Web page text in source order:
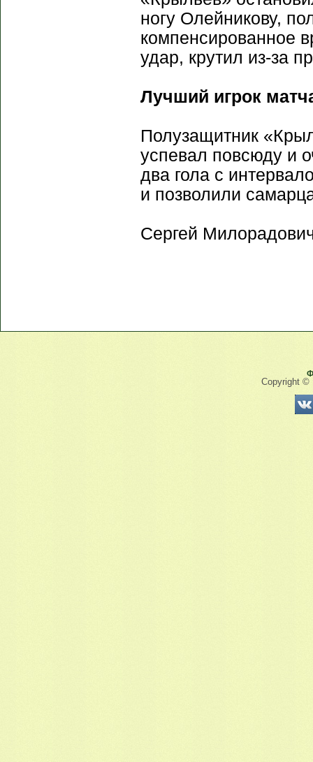
ногу Олейникову,
компенсированное
удар, крутил из-за
Лучший игрок
Полузащитник
успевал повсюду и
два гола с
и позволили
Сергей
Copyright ©